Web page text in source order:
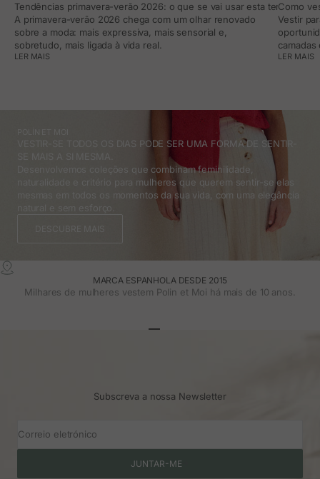
Tendências primavera-verão 2026: o que se vai usar esta temporada
A primavera-verão 2026 chega com um olhar renovado
sobre a moda: mais expressiva, mais sensorial e,
sobretudo, mais ligada à vida real.
LER MAIS
Como
Vestir
LER MAIS
VESTIR-SE TODOS OS DIAS PODE SER UMA FORMA DE SENTIR-
SE MAIS A SI MESMA.
Desenvolvemos coleções que combinam feminilidade,
naturalidade e critério para mulheres que querem sentir-se elas
mesmas em todos os momentos da sua vida, com uma elegância
natural e sem esforço.
DESCUBRE MAIS
MARCA ESPANHOLA DESDE 2015
Milhares de mulheres vestem Polin et Moi há mais de 10 anos.
Subscreva a nossa Newsletter
Correio eletrónico
JUNTAR-ME